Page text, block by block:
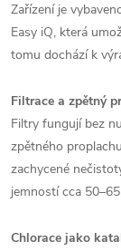
Zařízení je
Easy iQ, která
tomu dochází k
Filtrace a zpětný
Filtry fungují bez
zpětného
zachycené
jemností cca
Chlorace jako